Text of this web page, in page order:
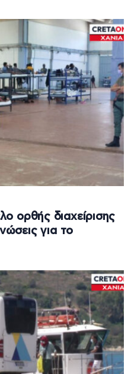
ορθής διαχείρισης
για το